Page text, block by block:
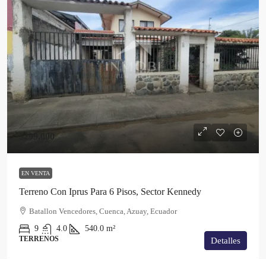
$299,000
EN VENTA
Terreno Con Iprus Para 6 Pisos, Sector Kennedy
Batallon Vencedores, Cuenca, Azuay, Ecuador
9
4.0 540.0 m²
TERRENOS Detalles